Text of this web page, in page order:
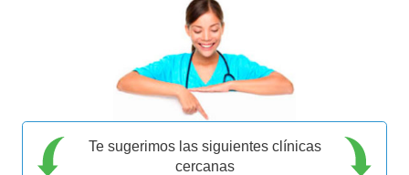
Te sugerimos las siguientes clínicas
cercanas